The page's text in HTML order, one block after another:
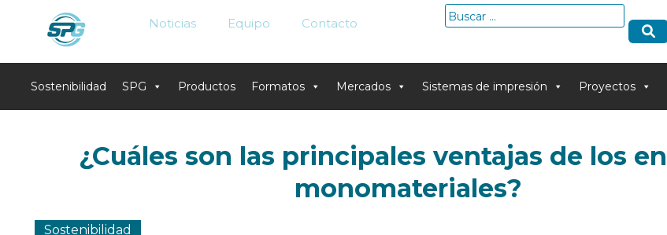
Noticias Equipo Contacto
Buscar:
Sostenibilidad SPG Productos Formatos Mercados Sistemas de impresión Proyectos
¿Cuáles son las principales ventajas de los
monomateriales?
Sostenibilidad